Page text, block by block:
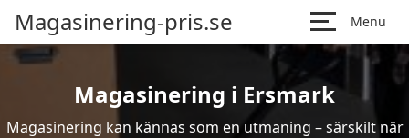
Magasinering-pris.se Menu
Magasinering i Ersmark
Magasinering kan kännas som en utmaning – särskilt när